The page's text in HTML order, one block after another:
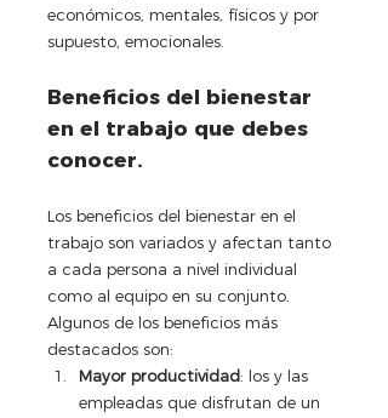
económicos, mentales, físicos y por
supuesto, emocionales.
Beneficios del bienestar
en el trabajo que debes
conocer.
Los beneficios del bienestar en el
trabajo son variados y afectan tanto
a cada persona a nivel individual
como al equipo en su conjunto.
Algunos de los beneficios más
destacados son:
Mayor productividad: los y las
empleadas que disfrutan de un